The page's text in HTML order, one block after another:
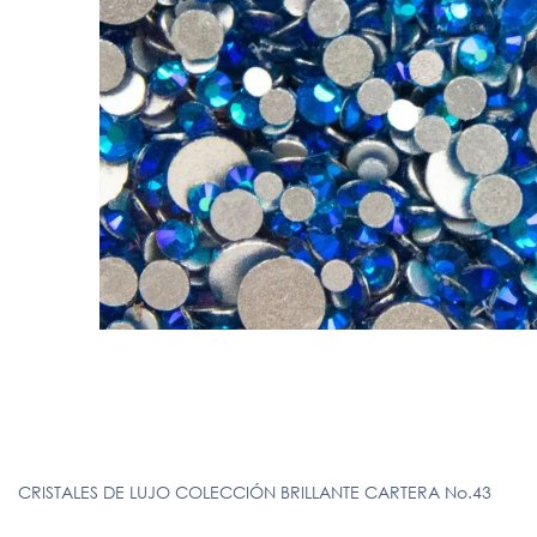
CRISTALES DE LUJO COLECCIÓN BRILLANTE CARTERA No.43